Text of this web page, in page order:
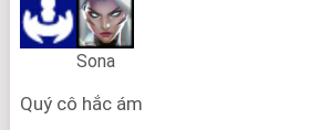
Sona
Quý cô hắc ám